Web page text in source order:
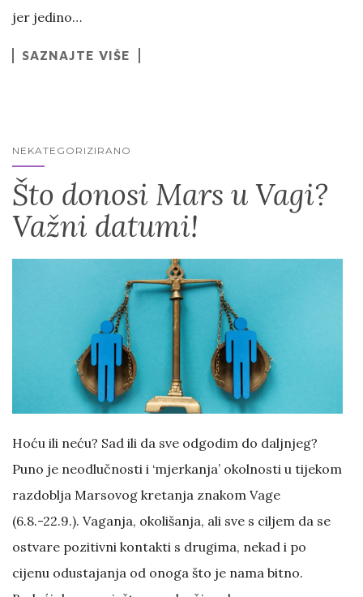
jer jedino…
SAZNAJTE VIŠE
NEKATEGORIZIRANO
Što donosi Mars u Vagi?
Važni datumi!
Hoću ili neću? Sad ili da sve odgodim do daljnjeg?
Puno je neodlučnosti i ‘mjerkanja’ okolnosti u tijekom
razdoblja Marsovog kretanja znakom Vage
(6.8.-22.9.). Vaganja, okolišanja, ali sve s ciljem da se
ostvare pozitivni kontakti s drugima, nekad i po
cijenu odustajanja od onoga što je nama bitno.